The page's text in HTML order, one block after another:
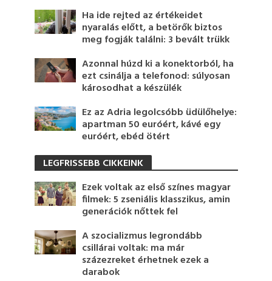
Ha ide rejted az értékeidet
nyaralás előtt, a betörők biztos
meg fogják találni: 3 bevált trükk
Azonnal húzd ki a konektorból, ha
ezt csinálja a telefonod: súlyosan
károsodhat a készülék
Ez az Adria legolcsóbb üdülőhelye:
apartman 50 euróért, kávé egy
euróért, ebéd ötért
LEGFRISSEBB CIKKEINK
Ezek voltak az első színes magyar
filmek: 5 zseniális klasszikus, amin
generációk nőttek fel
A szocializmus legrondább
csillárai voltak: ma már
százezreket érhetnek ezek a
darabok